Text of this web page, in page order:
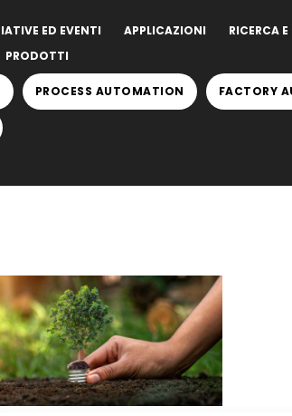
ED EVENTI APPLICAZIONI
RICERCA
PRODOTTI
PROCESS AUTOMATION FACTORY